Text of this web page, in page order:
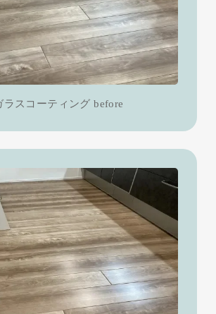
ラスコーティング before